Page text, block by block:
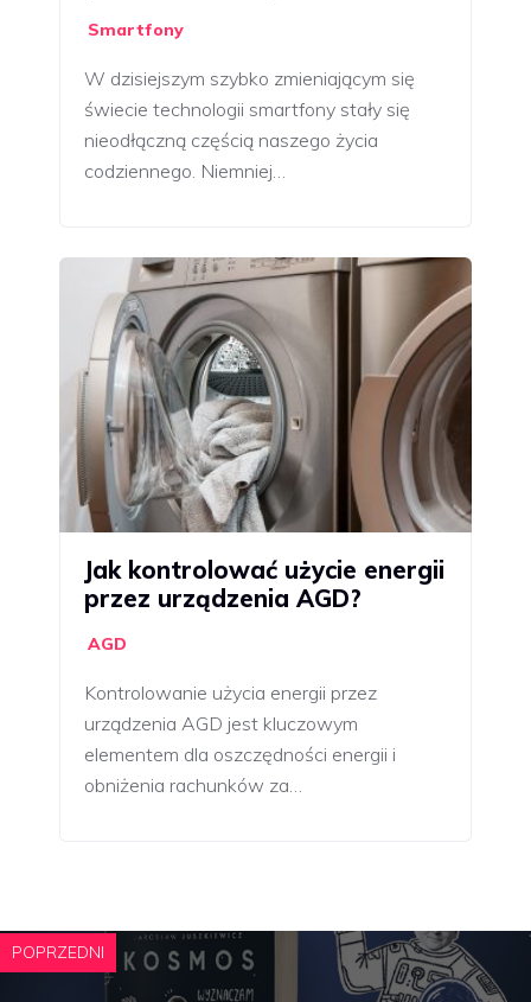
Smartfony
W dzisiejszym szybko zmieniającym się
świecie technologii smartfony stały się
nieodłączną częścią naszego życia
codziennego. Niemniej…
Jak kontrolować użycie energii
przez urządzenia AGD?
AGD
Kontrolowanie użycia energii przez
urządzenia AGD jest kluczowym
elementem dla oszczędności energii i
obniżenia rachunków za…
POPRZEDNI